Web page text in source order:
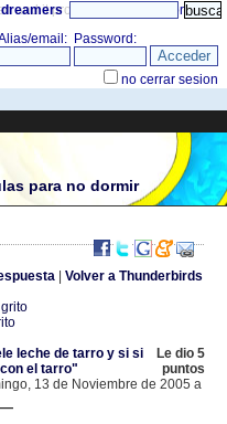
and it probably will» directorio
para no dormir
| Volver a Thunderbirds
leche de tarro y si si
el tarro"
Le dio 5
puntos
13 de Noviembre de 2005 a